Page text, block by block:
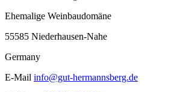
Ehemalige Weinbaudomäne
55585 Niederhausen-Nahe
Germany
E-Mail info@gut-hermannsberg.de